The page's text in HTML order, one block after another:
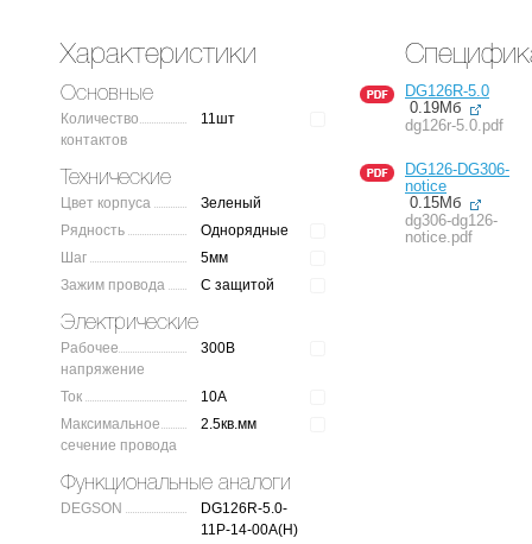
Характеристики
Основные
Количество
контактов
11шт
Технические
Цвет корпуса
Зеленый
Рядность
Однорядные
Шаг
5мм
Зажим провода
С защитой
Электрические
Рабочее
напряжение
300В
Ток
10А
Максимальное
сечение провода
2.5кв.мм
Функциональные аналоги
DEGSON
DG126R-5.0-
11P-14-00A(H)
DG126R-5.0
0.19Мб
dg126r-5.0.pdf
DG126-DG306-
notice
0.15Мб
dg306-dg126-
notice.pdf